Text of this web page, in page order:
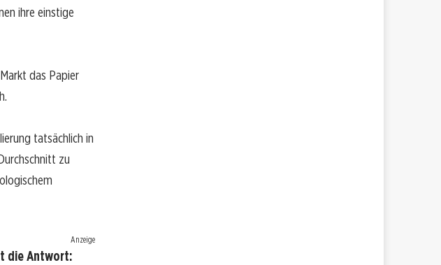
ihre einstige
das Papier
tatsächlich in
zu
Anzeige
die Antwort: